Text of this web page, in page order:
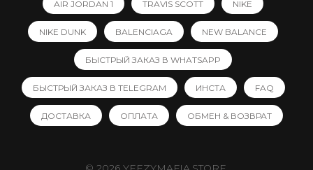
AIR JORDAN 1 TRAVIS SCOTT NIKE
NIKE DUNK BALENCIAGA NEW BALANCE
БЫСТРЫЙ ЗАКАЗ В WHATSAPP
БЫСТРЫЙ ЗАКАЗ В TELEGRAM ИНСТА FAQ
ДОСТАВКА ОПЛАТА ОБМЕН & ВОЗВРАТ